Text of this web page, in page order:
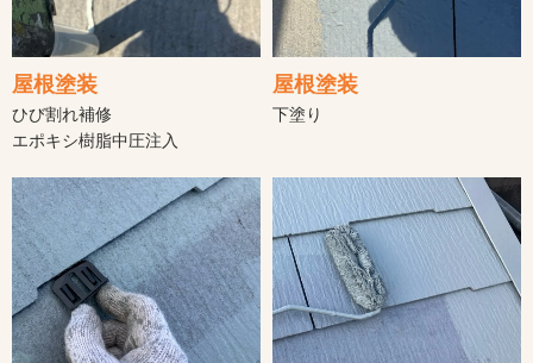
屋根塗装
ひび割れ補修
エポキシ樹脂中圧注入
屋根塗装
下塗り